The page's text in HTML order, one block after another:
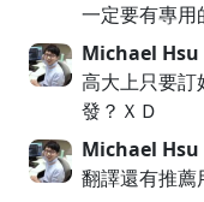
一定要有專用
Michael Hsu
高大上只要
發？ＸＤ
Michael Hsu
翻譯還有推薦